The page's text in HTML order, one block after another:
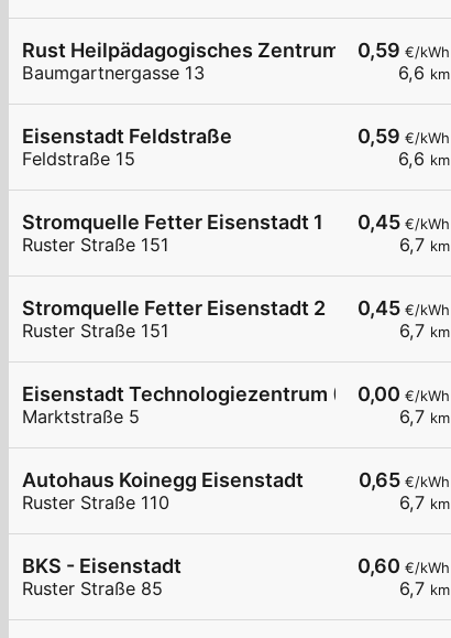
0,59 €/kWh
6,6 km
Rust Heilpädagogisches Zentrum
Baumgartnergasse 13
0,59 €/kWh
6,6 km
Eisenstadt Feldstraße
Feldstraße 15
0,45€/kWh
6,7 km
Stromquelle Fetter Eisenstadt 1
Ruster Straße 151
0,45€/kWh
6,7 km
Stromquelle Fetter Eisenstadt 2
Ruster Straße 151
0,00 €/kWh
6,7 km
Eisenstadt Technologiezentrum (TZE)
Marktstraße 5
0,65€/kWh
6,7 km
Autohaus Koinegg Eisenstadt
Ruster Straße 110
0,60 €/kWh
6,7 km
BKS - Eisenstadt
Ruster Straße 85